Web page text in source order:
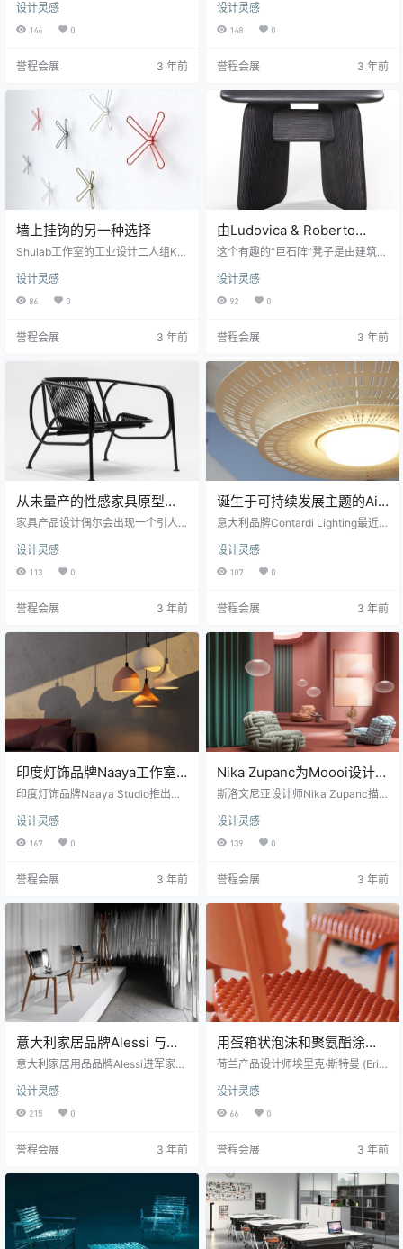
了极简主义和深思熟虑的家具设计
所能达到的最佳效果：起初它看起
单——看起来像是两个由圆柱体连
——直到你注意到座椅的方式，从
后到前略微变细，在侧面有凹口并
钻出以捕获支撑杆。座椅的后半部
分通常由边缘连接板制成…
设计灵感
146 0
誉程会展 3 年前
的瓷砖，其灵感来自石灰华的自然
图案。 石灰华是一种石灰石，在整
Ceramics想要创造一个以传统材料
捉了石灰华的常青之美，并以陶瓷
的方式重新诠释了它， 在 Iconica
系列中，天然石灰石中发现…
设计灵感
148 0
誉程会展 3 年前
墙上挂钩的另一种选择
Shulab工作室的工业设计二人组Kfir
设计过程时写道:“正确的设计方案可
以以多种不同的形式实现。一个很
anger挂钩提供了一种更正式的方式
衣架和挂钩衣架融合在一起。” X-H
anger由粉末涂层钢制成。遗憾的
是，它似…
设计灵感
86 0
誉程会展 3 年前
由Ludovica & Roberto
Palomba设计的“巨石阵”凳
这个有趣的“巨石阵”凳子是由建筑师
alomba设计的，他们自 1994 年以
来一直在米兰经营设计咨询公司。
设计出现，通常由制造商构思。这
能是因为它们提供了通向制造商的
双手和灵魂的门户。” Palombas 还
指出，我认为正确的是，这个凳子
同样可以被认为来自非…
设计灵感
92 0
誉程会展 3 年前
从未量产的性感家具原型：
Leia 休闲椅
家具产品设计偶尔会出现一个引人
生产。今天的例子：丹麦家具设计
师 Thomas Alken 设计的这款悬臂
式Leia 躺椅。 当然，它的物理原理
是由后面的关节承载的。但我想象
雪茄说:“这太疯狂了。但这太疯狂
了，它可能会成功。” 声明一下，Al
ken有很多作品在制作中。你可以在
Alken经营的Format Des…
设计灵感
113 0
誉程会展 3 年前
诞生于可持续发展主题的Air
吊灯
意大利品牌Contardi Lighting最近
么是绿色照明？”的问题。从对设计
和生态价值的探索中，他们设计了Ai
r，这是一款兼具装饰性和实用性的
回收。Air 采用双灯罩设计，营造出
的激光切割投射出光影效果。 从生
产到包装，所有的考虑都是为了减
少空气对地球的影响。灯体由 Gree
n Cast…
设计灵感
107 0
誉程会展 3 年前
印度灯饰品牌Naaya工作室
设计的吊灯
印度灯饰品牌Naaya Studio推出了
和生活空间设计。 Nayaa Studio的
吊灯包括 Dome、Orbic-infinity、
Morning bell 和 Farmhouse 灯。 根
的，大小各不相同。 它们有多种饰
天然石材色调。 该品牌表示:“这些作
品主要用于负空间的结合，由于其
简单的形式创造的体积…
设计灵感
167 0
誉程会展 3 年前
Nika Zupanc为Moooi设计的
针织座椅“plays with scale”
斯洛文尼亚设计师Nika Zupanc描
舶系泊绳中获得灵感的。 Knitty Ch
air是一种扶手椅，采用粗壮的篮子
编织设计，类似于打结的绳子。 椅
颜色，以绗缝菱形图案为特色。 “它
非常具有标志性，”设计师Zupanc
在接受采访时说。 “它的灵感来自于
这些非常大的绳索，这些绳索将非
常大的船只系在港口上，”…
设计灵感
139 0
誉程会展 3 年前
意大利家居品牌Alessi 与
Philippe Starck合作进军家
意大利家居用品品牌Alessi进军家具
计的以煎锅为灵感的 Poêle 系列家
具。 Poêle 系列在 Alessi 的米兰设
和一个衣帽架。 Alessi 总裁Alberto
机和餐具等厨房产品而闻名。 自1
9…
设计灵感
215 0
誉程会展 3 年前
用蛋箱状泡沫和聚氨酯涂层
升级座椅
荷兰产品设计师埃里克·斯特曼 (Erik
想法是：市面上设计精良的椅子已
经够多了，所以我并没有想设计另
概念。 椅子的表面实际上是软的！
斯特曼 (Erik Stehmann)为Cooloo
发明的升级回收概念，Cooloo 是一
家荷兰公司，专门生…
设计灵感
66 0
誉程会展 3 年前